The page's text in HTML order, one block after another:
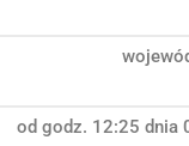
od godz. 12:25 dnia